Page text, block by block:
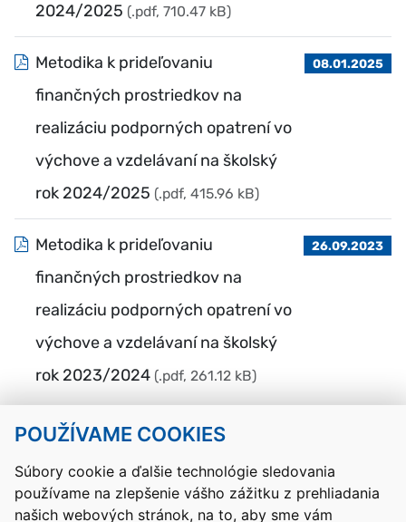
POUŽÍVAME COOKIES
Súbory cookie a ďalšie technológie sledovania
používame na zlepšenie vášho zážitku z prehliadania
našich webových stránok, na to, aby sme vám
2024/2025 (.pdf, 710.47 kB)
Metodika k prideľovaniu
finančných prostriedkov na
realizáciu podporných opatrení vo
výchove a vzdelávaní na školský
rok 2024/2025 (.pdf, 415.96 kB)
08.01.2025
Metodika k prideľovaniu
finančných prostriedkov na
realizáciu podporných opatrení vo
výchove a vzdelávaní na školský
rok 2023/2024 (.pdf, 261.12 kB)
26.09.2023
Kontakty Mapa stránky RSS
Vyhlásenie o prístupnosti
Nastavenia cookies